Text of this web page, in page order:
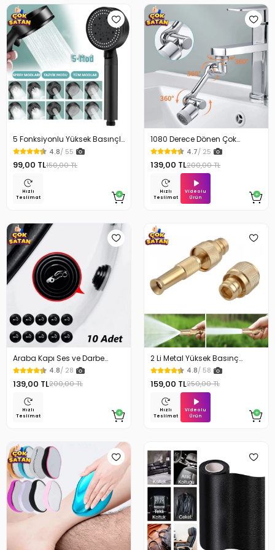
5 Fonksiyonlu Yüksek Basınçlı
Ayarlı Duş Başlığı
4.8/ 55
99,00 TL150,00 TL
Hızlı
Teslimat
1080 Derece Dönen Çok
Fonksiyonlu Musluk Başlığı
4.7/ 25
139,00 TL200,00 TL
Hızlı
Teslimat
Videolu
Ürün
Araba Kapı Ses ve Darbe
Emici Pad 10 Adet
4.8/ 28
139,00 TL200,00 TL
Hızlı
Teslimat
2 Li Metal Yüksek Basınç
Yağmurlamalı Hortum Ucu
4.8/ 58
159,00 TL250,00 TL
Hızlı
Teslimat
Videolu
Ürün